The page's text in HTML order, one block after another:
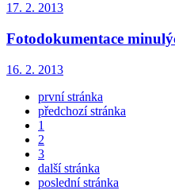
17. 2. 2013
Fotodokumentace
16. 2. 2013
první stránka
předchozí stránka
1
2
3
další stránka
poslední stránka